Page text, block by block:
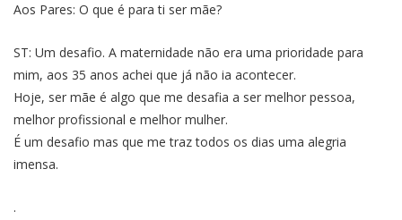
Aos Pares: O que é para ti ser mãe?
ST: Um desafio. A maternidade não era uma prioridade para
mim, aos 35 anos achei que já não ia acontecer.
Hoje, ser mãe é algo que me desafia a ser melhor pessoa,
melhor profissional e melhor mulher.
É um desafio mas que me traz todos os dias uma alegria
imensa.
.